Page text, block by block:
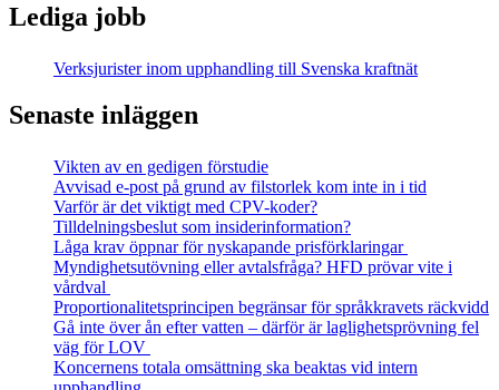
Lediga jobb
Verksjurister inom upphandling till Svenska kraftnät
Senaste inläggen
Vikten av en gedigen förstudie
Avvisad e-post på grund av filstorlek kom inte in i tid
Varför är det viktigt med CPV-koder?
Tilldelningsbeslut som insiderinformation?
Låga krav öppnar för nyskapande prisförklaringar
Myndighetsutövning eller avtalsfråga? HFD prövar vite i
vårdval
Proportionalitetsprincipen begränsar för språkkravets räckvidd
Gå inte över ån efter vatten – därför är laglighetsprövning fel
väg för LOV
Koncernens totala omsättning ska beaktas vid intern